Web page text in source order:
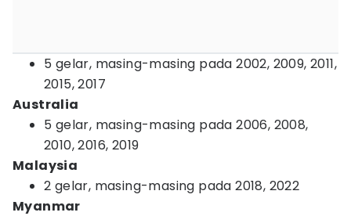
5 gelar, masing-masing pada 2002, 2009, 2011,
2015, 2017
Australia
5 gelar, masing-masing pada 2006, 2008,
2010, 2016, 2019
Malaysia
2 gelar, masing-masing pada 2018, 2022
Myanmar